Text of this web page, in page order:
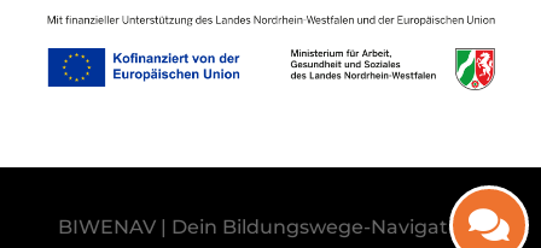
BIWENAV | Dein Bildungswege-Navigator